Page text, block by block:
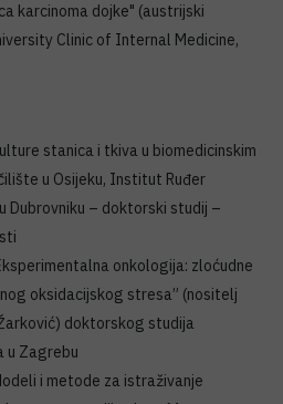
karcinoma dojke" (austrijski
Clinic of Internal Medicine,
stanica i tkiva u biomedicinskim
u Osijeku, Institut Ruđer
Dubrovniku – doktorski studij –
onkologija: zloćudne
oksidacijskog stresa” (nositelj
doktorskog studija
u Zagrebu
i metode za istraživanje